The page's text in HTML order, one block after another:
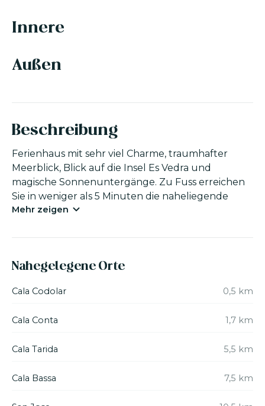
Innere
Außen
Beschreibung
Ferienhaus mit sehr viel Charme, traumhafter
Meerblick, Blick auf die Insel Es Vedra und
magische Sonnenuntergänge. Zu Fuss erreichen
Sie in weniger als 5 Minuten die naheliegende
Playa Codolar und im Auto erreichen Sie in 5
Insel, Cala Conta, berüchtigt für Ihre fantastischen
Haupteingang befindet sich eine grosse Terrasse
befindet sich auch der Pool. Im Inneren des
Essbereich mit Zugang zur Küche/Vorratskammer
Badezimmer. Von der Küche gelangt man zum
Mehr zeigen
Nahegelegene Orte
Cala Codolar 0,5 km
Cala Conta 1,7 km
Cala Tarida 5,5 km
Cala Bassa 7,5 km